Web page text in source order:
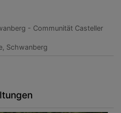
- Communität Casteller
Schwanberg